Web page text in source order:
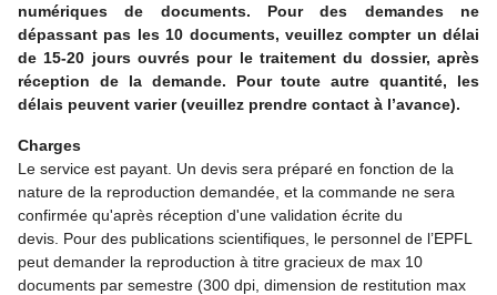
numériques de documents. Pour des demandes ne
dépassant pas les 10 documents, veuillez compter un délai
de 15-20 jours ouvrés pour le traitement du dossier, après
réception de la demande. Pour toute autre quantité, les
délais peuvent varier (veuillez prendre contact à l’avance).
Charges
Le service est payant. Un devis sera préparé en fonction de la
nature de la reproduction demandée, et la commande ne sera
confirmée qu'après réception d'une validation écrite du
devis. Pour des publications scientifiques, le personnel de l’EPFL
peut demander la reproduction à titre gracieux de max 10
documents par semestre (300 dpi, dimension de restitution max